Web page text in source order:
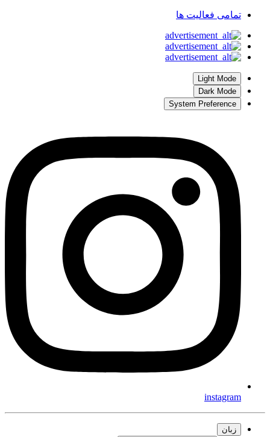
تمامی فعالیت ها
Light Mode
Dark Mode
System Preference
instagram
زبان